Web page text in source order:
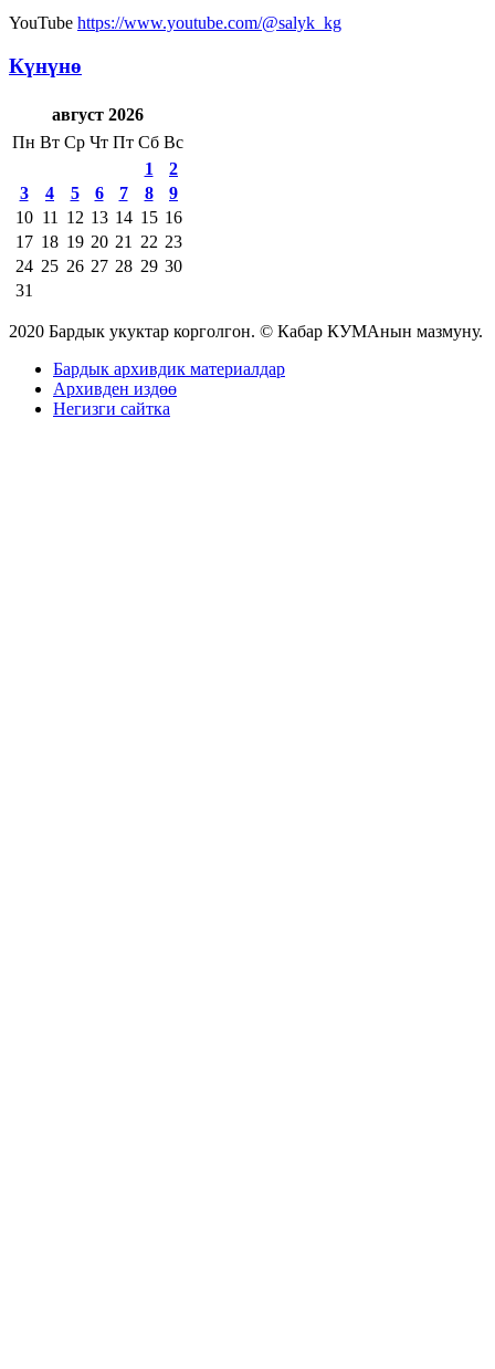
YouTube https://www.youtube.com/@salyk_kg
Күнүнө
август 2026
Пн Вт Ср Чт Пт Сб Вс
1
2
3
4 5 6 7 8
9
10 11 12 13 14 15 16
17 18 19 20 21 22 23
24 25 26 27 28 29 30
31
2020 Бардык укуктар корголгон. © Кабар КУМАнын мазмуну.
Бардык архивдик материалдар
Архивден издөө
Негизги сайтка